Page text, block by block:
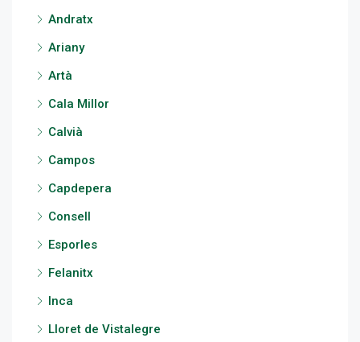
Andratx
Ariany
Artà
Cala Millor
Calvià
Campos
Capdepera
Consell
Esporles
Felanitx
Inca
Lloret de Vistalegre